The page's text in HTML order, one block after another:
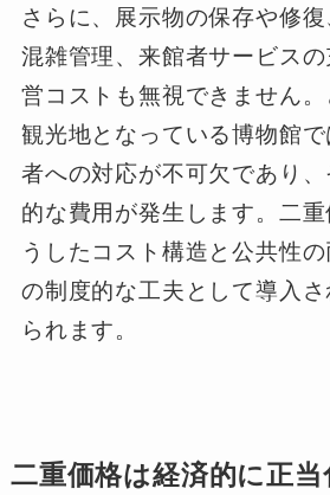
さらに、展示物の保存や修復
混雑管理、来館者サービス
営コストも無視できません
観光地となっている博物館
者への対応が不可欠であり
的な費用が発生します。二
うしたコスト構造と公共性
の制度的な工夫として導入さ
られます。
二重価格は経済的に正